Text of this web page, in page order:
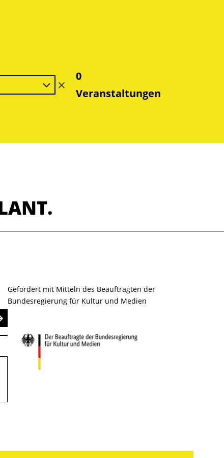
Filter
löschen
0
Veranstaltungen
Gefördert mit Mitteln des Beauftragten der
Bundesregierung für Kultur und Medien